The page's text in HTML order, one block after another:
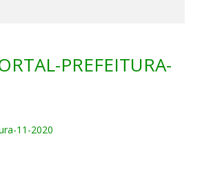
PREFEITURA-
11-2020